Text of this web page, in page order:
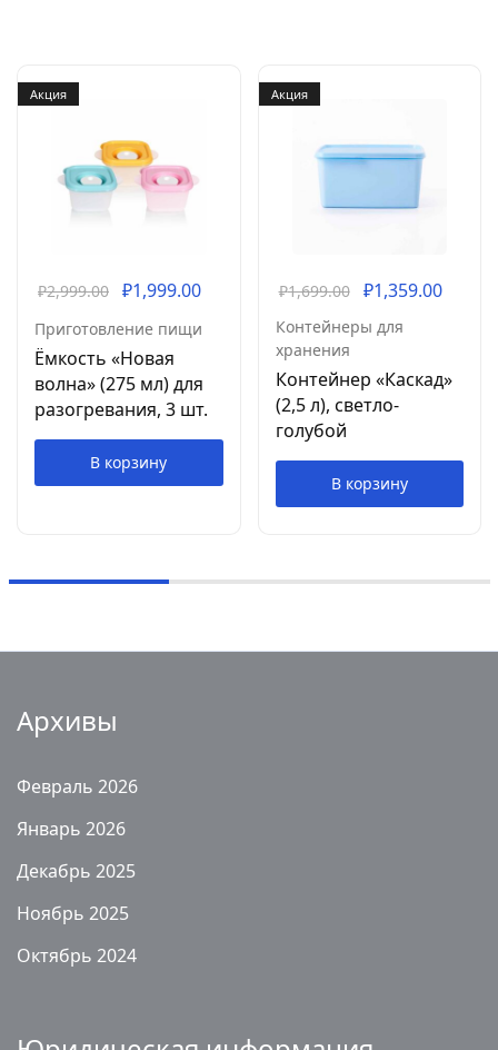
Акция
₽2,999.00 ₽1,999.00
Приготовление пищи
Ёмкость «Новая
волна» (275 мл) для
разогревания, 3 шт.
В корзину
Акция
₽1,699.00 ₽1,359.00
Контейнеры для
хранения
Контейнер «Каскад»
(2,5 л), светло-
голубой
В корзину
Архивы
Февраль 2026
Январь 2026
Декабрь 2025
Ноябрь 2025
Октябрь 2024